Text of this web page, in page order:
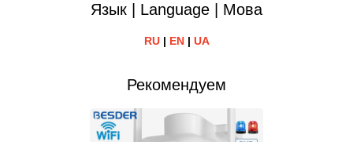
Язык | Language | Мова
RU| EN| UA
Рекомендуем